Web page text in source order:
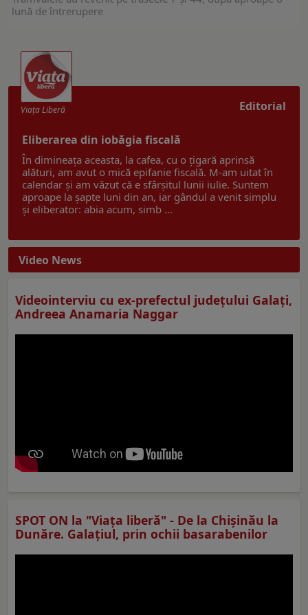
lună de întrerupere
Editorial
Viaţa Liberă
Eliberarea din iobăgia fiscală
În dimineața aceasta, la cafea, cu o țigară aprinsă
alături, am avut o mică epifanie fiscală. M-am uitat în
calendar și am văzut că e sfârșitul lunii iulie. Suntem
aproape la șapte luni din an, iar gândul a venit simplu
și eliberator: abia acum, simb ...
Video News
Videointerviu cu ex-prefectul judeţului Galaţi,
Andreea Anamaria Naggar
SPOT ON la "Viaţa liberă" - De la Chișinău la
Dunăre. Galațiul, prin ochii basarabenilor